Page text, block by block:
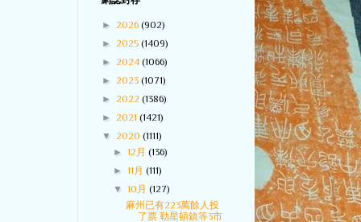
► 2026 (902)
► 2025 (1409)
► 2024 (1066)
► 2023 (1071)
► 2022 (1386)
► 2021 (1421)
▼ 2020 (1111)
►12月(136)
►11月(111)
▼10月(127)
麻州已有223萬餘人投
了票 勒星頓鎮等3市